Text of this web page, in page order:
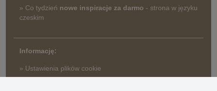
» Co tydzień nowe inspiracje za darmo - strona w języku
czeskim
Informację:
» Ustawienia plików cookie